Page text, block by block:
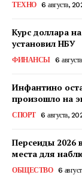
ТЕХНО 6 августа,
Курс доллара
установил НБУ
ФИНАНСЫ 6
Инфантино
произошло на
СПОРТ 6 августа,
Персеиды 2026
места для
ОБЩЕСТВО 6